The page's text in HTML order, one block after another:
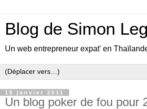
Blog de Simon
Un web entrepreneur expat' en
15 janvier 2011
Un blog poker de fou pour